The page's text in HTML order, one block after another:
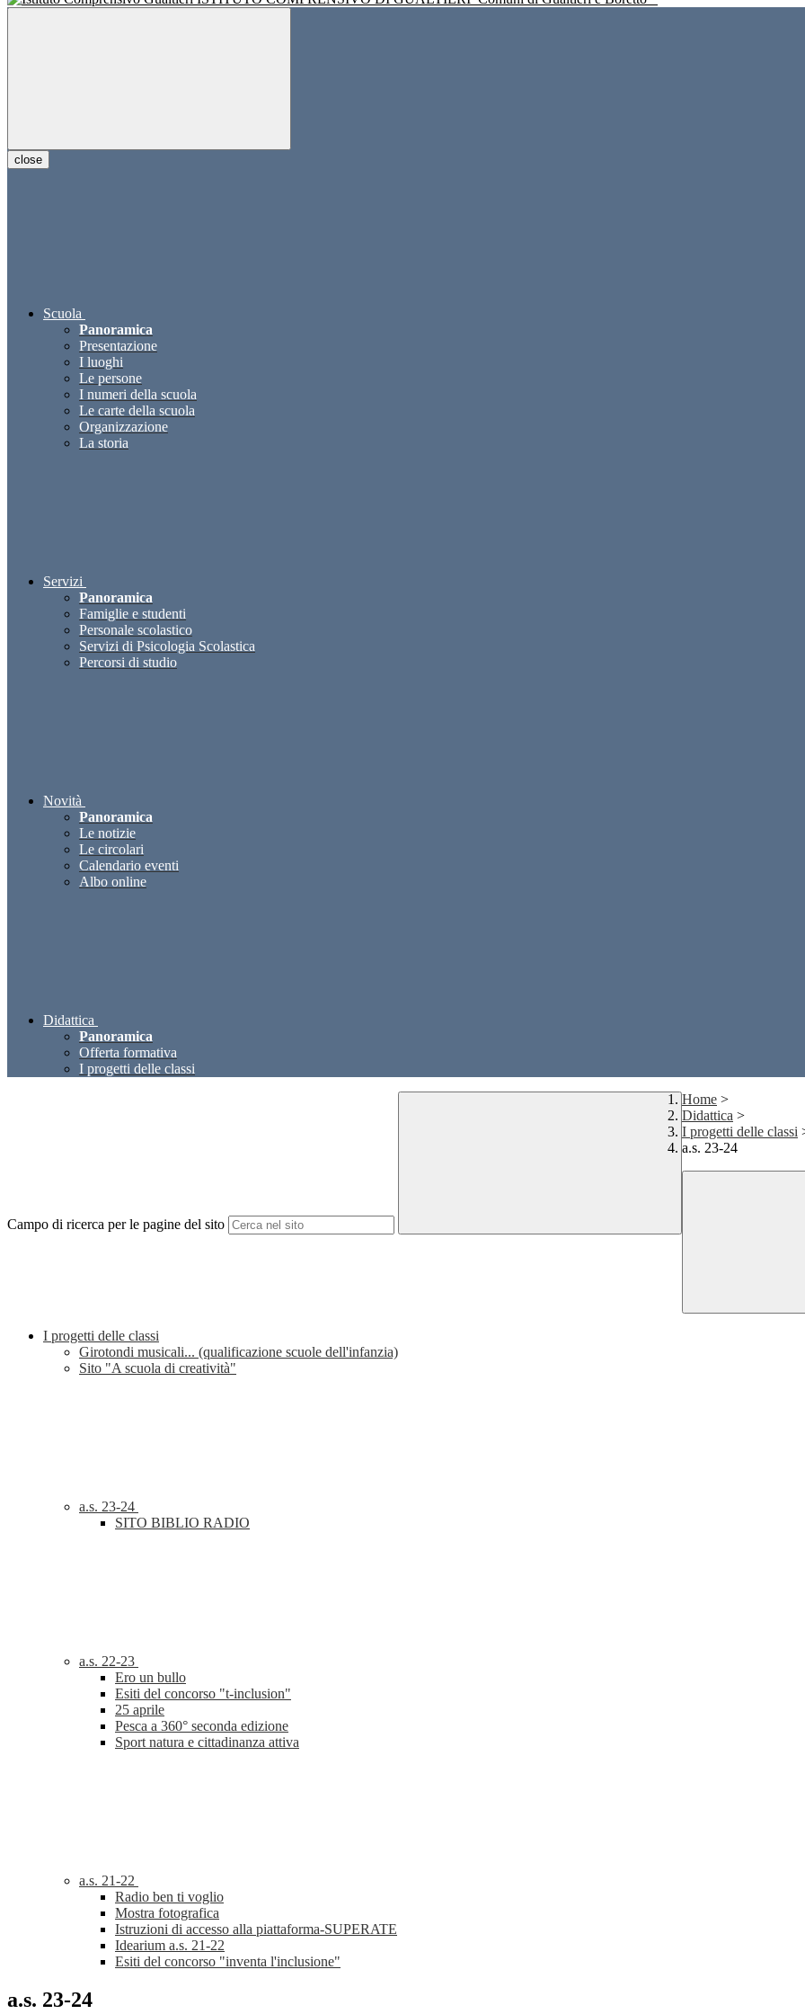
close
Scuola
Panoramica
Presentazione
I luoghi
Le persone
I numeri della scuola
Le carte della scuola
Organizzazione
La storia
Servizi
Panoramica
Famiglie e studenti
Personale scolastico
Servizi di Psicologia Scolastica
Percorsi di studio
Novità
Panoramica
Le notizie
Le circolari
Calendario eventi
Albo online
Didattica
Panoramica
Offerta formativa
I progetti delle classi
Campo di ricerca per le pagine del sito
Home >
Didattica >
I progetti delle classi
a.s. 23-24
I progetti delle classi
Girotondi musicali... (qualificazione scuole dell'infanzia)
Sito "A scuola di creatività"
a.s. 23-24
SITO BIBLIO RADIO
a.s. 22-23
Ero un bullo
Esiti del concorso "t-inclusion"
25 aprile
Pesca a 360° seconda edizione
Sport natura e cittadinanza attiva
a.s. 21-22
Radio ben ti voglio
Mostra fotografica
Istruzioni di accesso alla piattaforma-SUPERATE
Idearium a.s. 21-22
Esiti del concorso "inventa l'inclusione"
a.s. 23-24